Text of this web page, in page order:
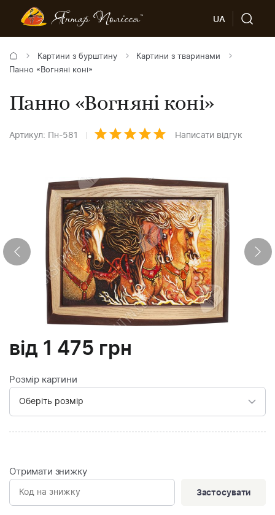
UA
Картини з бурштину
Картини з тваринами
Панно «Вогняні коні»
Панно «Вогняні коні»
Артикул: Пн-581 Написати відгук
від 1 475 грн
Розмір картини
Отримати знижку
Застосувати